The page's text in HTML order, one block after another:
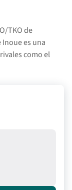
TKO de
es una
como el